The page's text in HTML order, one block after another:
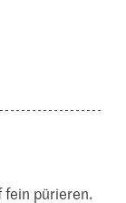
fein pürieren.